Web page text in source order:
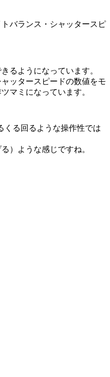
バランス・シャッタースピ
るようになっています。
ッタースピードの数値をモ
マミになっています。
くる回るような操作性では
）ような感じですね。